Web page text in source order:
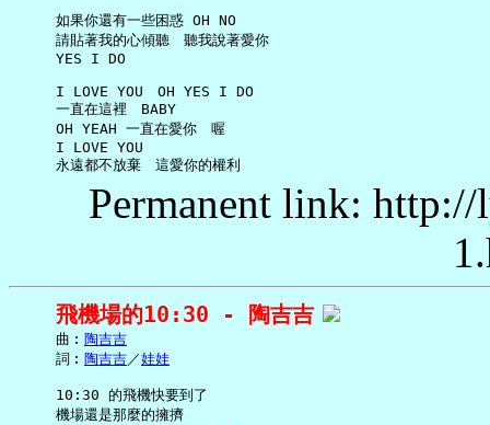
     如果你還有一些困惑 OH NO
     請貼著我的心傾聽　聽我說著愛你
     YES I DO
     I LOVE YOU　OH YES I DO
     一直在這裡　BABY
     OH YEAH 一直在愛你　喔
     I LOVE YOU
Permanent link:
飛機場的10:30 - 陶吉吉
     曲︰
陶吉吉
     詞︰
陶吉吉／娃娃
     10:30 的飛機快要到了
     機場還是那麼的擁擠